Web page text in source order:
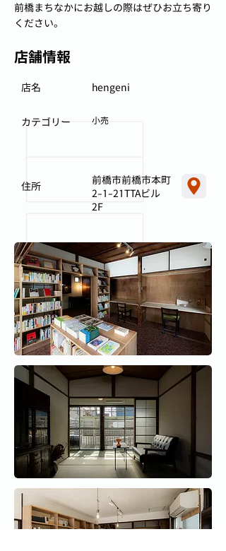
前橋まちなかにお越しの際はぜひお立ち寄り
ください。
店舗情報
hengeni
店名
小売
カテゴリー
前橋市前橋市本町
2-1-21TTAビル
2F
住所